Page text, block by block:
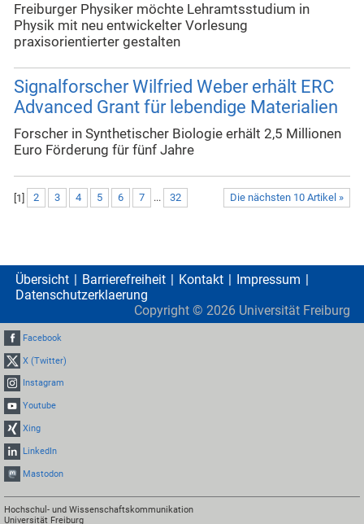
Freiburger Physiker möchte Lehramtsstudium in
Physik mit neu entwickelter Vorlesung
praxisorientierter gestalten
Signalforscher Wilfried Weber erhält ERC
Advanced Grant für lebendige Materialien
Forscher in Synthetischer Biologie erhält 2,5 Millionen
Euro Förderung für fünf Jahre
Die nächsten 10 Artikel »
[1] 2 3 4 5 6 7 ... 32
Übersicht Barrierefreiheit Kontakt
Impressum
Datenschutzerklaerung
Copyright © 2026 Universität Freiburg
Facebook
X (Twitter)
Instagram
Youtube
Xing
LinkedIn
Mastodon
Hochschul- und Wissenschaftskommunikation
Universität Freiburg